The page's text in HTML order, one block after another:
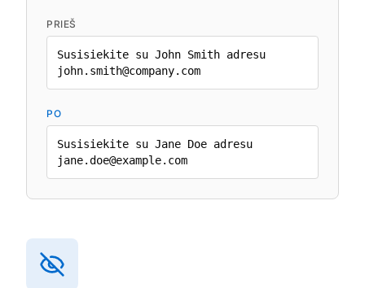
PRIEŠ
Susisiekite su John Smith adresu
john.smith@company.com
PO
Susisiekite su Jane Doe adresu
jane.doe@example.com